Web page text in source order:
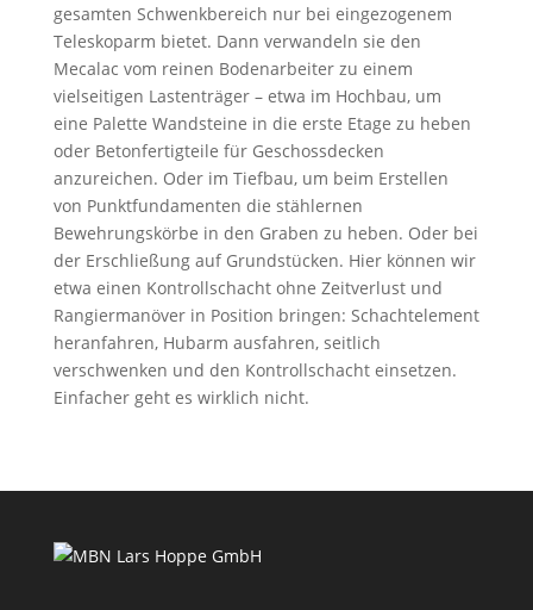
gesamten Schwenkbereich nur bei eingezogenem
Teleskoparm bietet. Dann verwandeln sie den
Mecalac vom reinen Bodenarbeiter zu einem
vielseitigen Lastenträger – etwa im Hochbau, um
eine Palette Wandsteine in die erste Etage zu heben
oder Betonfertigteile für Geschossdecken
anzureichen. Oder im Tiefbau, um beim Erstellen
von Punktfundamenten die stählernen
Bewehrungskörbe in den Graben zu heben. Oder bei
der Erschließung auf Grundstücken. Hier können wir
etwa einen Kontrollschacht ohne Zeitverlust und
Rangiermanöver in Position bringen: Schachtelement
heranfahren, Hubarm ausfahren, seitlich
verschwenken und den Kontrollschacht einsetzen.
Einfacher geht es wirklich nicht.